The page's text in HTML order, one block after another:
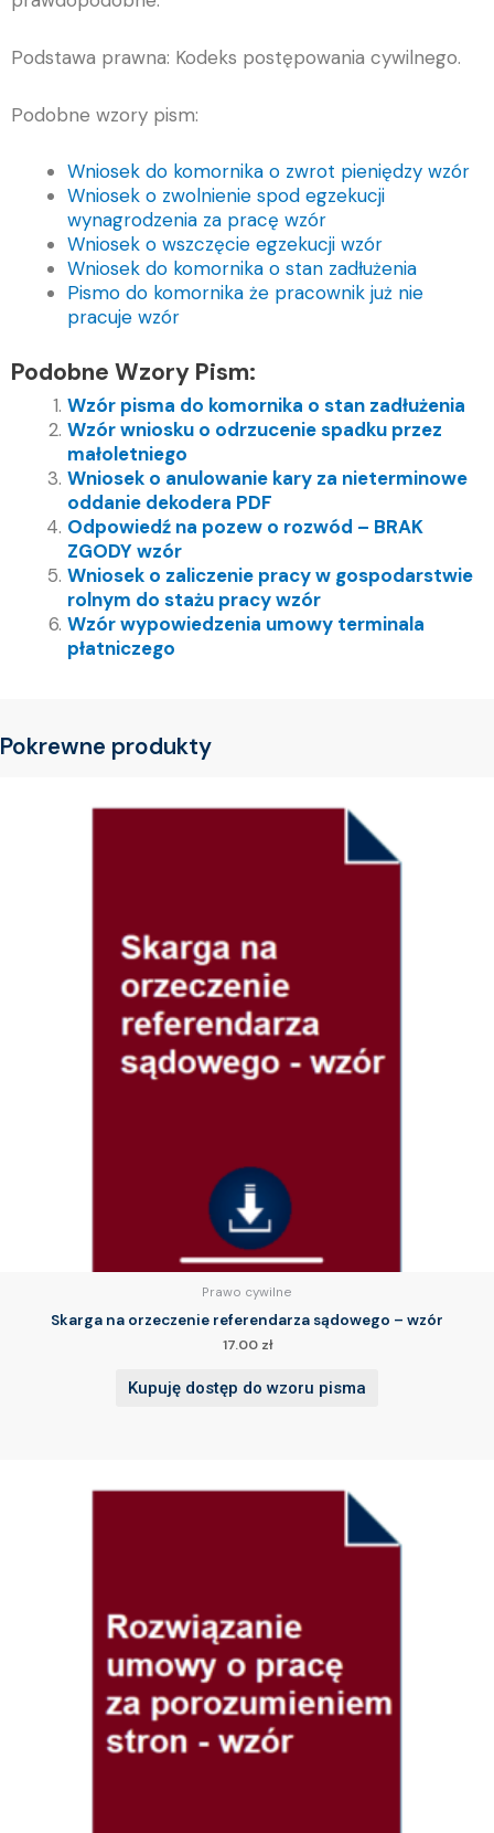
Podstawa prawna: Kodeks postępowania cywilnego.
Podobne wzory pism:
Wniosek do komornika o zwrot pieniędzy wzór
Wniosek o zwolnienie spod egzekucji
wynagrodzenia za pracę wzór
Wniosek o wszczęcie egzekucji wzór
Wniosek do komornika o stan zadłużenia
Pismo do komornika że pracownik już nie
pracuje wzór
Podobne Wzory Pism:
Wzór pisma do komornika o stan zadłużenia
Wzór wniosku o odrzucenie spadku przez
małoletniego
Wniosek o anulowanie kary za nieterminowe
oddanie dekodera PDF
Odpowiedź na pozew o rozwód – BRAK
ZGODY wzór
Wniosek o zaliczenie pracy w gospodarstwie
rolnym do stażu pracy wzór
Wzór wypowiedzenia umowy terminala
płatniczego
Pokrewne produkty
Prawo cywilne
Skarga na orzeczenie referendarza sądowego – wzór
17.00 zł
Kupuję dostęp do wzoru pisma